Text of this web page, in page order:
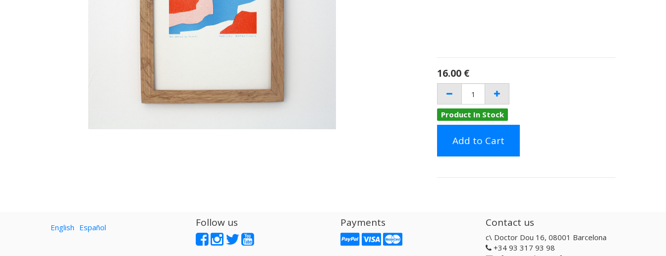
16.00 €
Product In Stock
Add to Cart
English Español Follow us Payments Contact us
c\ Doctor Dou 16, 08001 Barcelona
+34 93 317 93 98